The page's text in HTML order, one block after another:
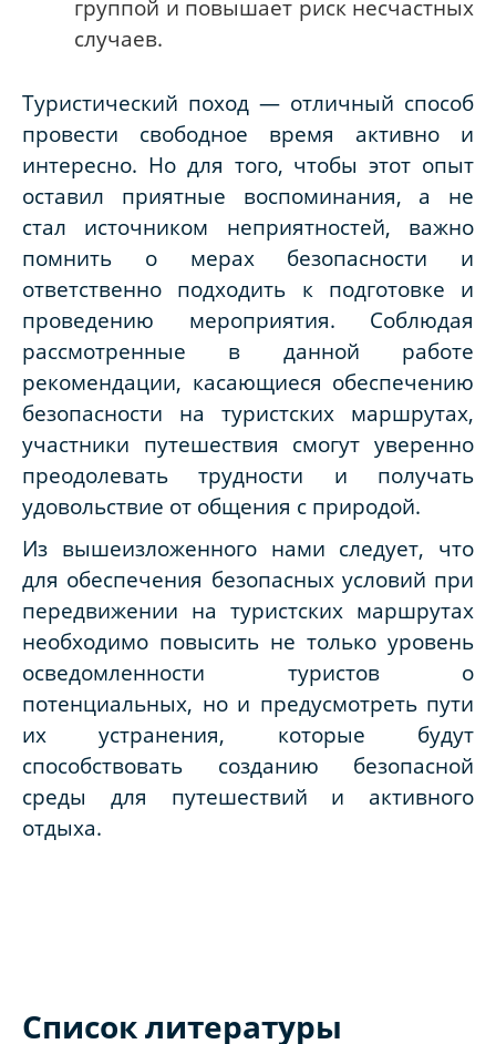
группой и повышает риск несчастных
случаев.
Туристический поход — отличный способ
провести свободное время активно и
интересно. Но для того, чтобы этот опыт
оставил приятные воспоминания, а не
стал источником неприятностей, важно
помнить о мерах безопасности и
ответственно подходить к подготовке и
проведению мероприятия. Соблюдая
рассмотренные в данной работе
рекомендации, касающиеся обеспечению
безопасности на туристских маршрутах,
участники путешествия смогут уверенно
преодолевать трудности и получать
удовольствие от общения с природой.
Из вышеизложенного нами следует, что
для обеспечения безопасных условий при
передвижении на туристских маршрутах
необходимо повысить не только уровень
осведомленности туристов о
потенциальных, но и предусмотреть пути
их устранения, которые будут
способствовать созданию безопасной
среды для путешествий и активного
отдыха.
Список литературы